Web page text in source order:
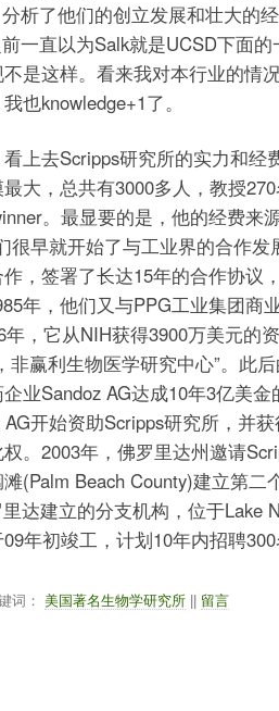
析了他们的创立发展和壮大的
一直以为Salk就是UCSD下面
是这样。看来我对本行业的情
也knowledge+1了。
上去Scripps研究所的实力和经
大，总共有3000多人，教授
。最显要的是，他的经费来
很早就开始了与工业界的合作发
，签署了长达15年的合作协议
年，他们又与PPG工业集团商
年，它从NIH获得3900万美元的
非赢利生物医学研究中心”。此
业Sandoz AG达成10年3亿美
开始资助Scripps研究所，并
。2003年，佛罗里达州邀请
(Palm Beach County)建立第二
达建立的分支机构，位于Lake
年初竣工，计划10年内招聘
词： 美国著名生物学研究所|| 留言